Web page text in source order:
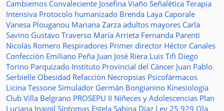
Cambiemos Convaleciente Josefina Viaño Señalética Terapia
Intensiva Protocolo humanizado Brenda Laya Caporale
Vanesa Plouganou Mariana Zarza adultos mayores Carla
Savino Gustavo Traverso María Arrieta Fernanda Parenti
Nicolás Romero Respiradores Primer director Héctor Canales
Confección Emiliano Peña Juan José Riera Luis Tifi Diego
Torino Parquizado Instituto Provincial del Cáncer Juan Pablo
Serbielle Obesidad Refacción Necropsias Psicofármacos
Licina Tessone Simulador Germán Bongianino Kinesiología
Club Villa Belgrano PROSEPU II Niñeces y Adolescencias Plan
Luciana Inaipil Síntomas Estela Sabina Díaz Ley 25.929 Ola